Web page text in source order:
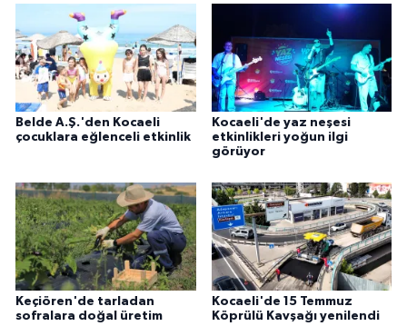
Belde A.Ş.'den Kocaeli
çocuklara eğlenceli etkinlik
Kocaeli'de yaz neşesi
etkinlikleri yoğun ilgi
görüyor
Keçiören'de tarladan
sofralara doğal üretim
Kocaeli'de 15 Temmuz
Köprülü Kavşağı yenilendi